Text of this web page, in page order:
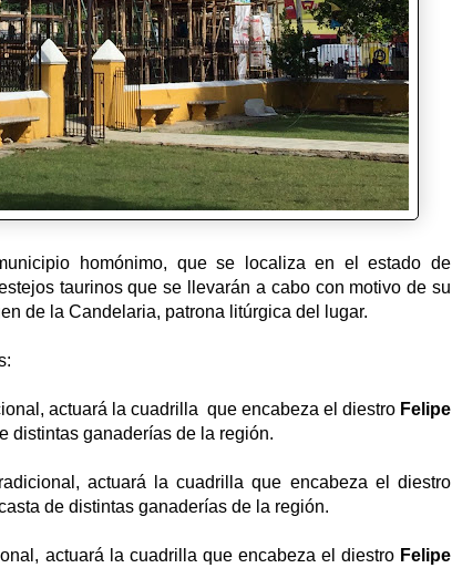
homónimo, que se localiza en el estado de
taurinos que se llevarán a cabo con motivo de su
de la Candelaria, patrona litúrgica del lugar.
actuará la cuadrilla que encabeza el diestro Felipe
distintas ganaderías de la región.
actuará la cuadrilla que encabeza el diestro
de distintas ganaderías de la región.
actuará la cuadrilla que encabeza el diestro Felipe